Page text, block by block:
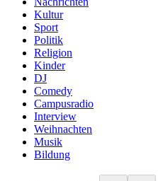
Kultur
Sport
Politik
Religion
Kinder
DJ
Comedy
Campusradio
Interview
Weihnachten
Musik
Bildung